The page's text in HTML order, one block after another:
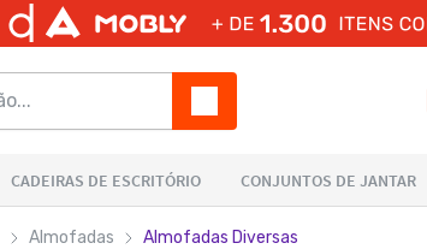
Almofadas Almofadas Diversas